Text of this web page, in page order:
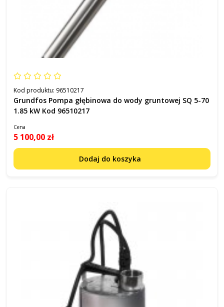
Kod produktu: 96510217
Grundfos Pompa głębinowa do wody gruntowej SQ 5-70
1.85 kW Kod 96510217
Cena
5 100,00 zł
Dodaj do koszyka